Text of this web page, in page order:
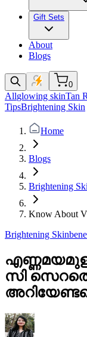
Gift Sets
About
Blogs
0
Allglowing skinTan
TipsBrightening Skin
Home
Blogs
Brightening
Know About
Brightening
എണ്ണമയമുള്ള
സി